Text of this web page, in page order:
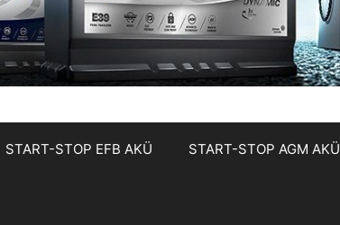
START-STOP EFB AKÜ START-STOP AGM AKÜ